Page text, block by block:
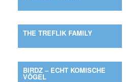
THE TREFLIK FAMILY
BIRDZ – ECHT KOMISCHE
VÖGEL